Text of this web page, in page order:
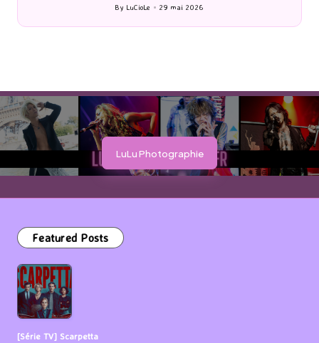
Posted
by
By LuCioLe 27 mai 2026
LuLu Photographie
Featured Posts
[Série TV] Scarpetta